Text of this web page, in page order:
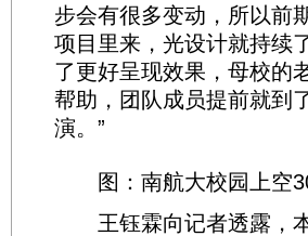
步会有很多变动，所以前
项目里来，光设计就持续
了更好呈现效果，母校的
帮助，团队成员提前就到
演。”
图：南航大校园上空
王钰霖向记者透露，本